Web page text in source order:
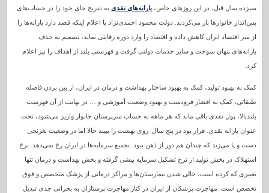
سیزده سال قبل، در این روزهای خاص،یارانه‌های نقدی به تدریج جای خود را در حساب‌های
پس‌انداز خانوارها باز می‌کردند. دولت محمود احمدی‌نژاد با اعلام اینکه قصد دارد یارانه‌ها را
از سر اقتصاد ایران کاهش داده و اقتصاد را وارد دوره رقابتی نماید، تصمیم به حذف
یارانه‌های پنهان سوخت و سایر خدمات دولتی گرفت و فهرستی بلند از اهداف را نیز اعلام
کرد.
کمک به بهبود تولید، کمک به بهبود ساختار بهداشت و درمان در ایران، از بین بردن فاصله
طبقاتی، کمک به اقشار فرودست و بهبود وضعیت آموزشی و … در نهایت از آن فهرست
بلندبالا، پول نقدی باقی ماند که هر ماهه به حساب سرپرستان خانوار واریز می‌شود، تحت
عنوان یارانه نقدی. قرار بود در پنج سال روی بهشت را ببیند حالا اما در وضعیت بغرنجی
دست و پا می‌زند که چندان هم دور از ذهن نبود. تجمیع سرمایه‌ها در ایران رخ نمی‌دهد. نرخ
استهلاک در بخش تولید از نرخ تشکیل سرمایه پیشی گرفته و بخش بهداشت و درمان تنها
تغییری که کرده است، خالی شدن بیمارستان‌ها و مراکز درمانی از پزشک متخصص و فوق
تخصص است. مهاجرت پزشکان از ایران در کنار مهاجرت پرستاران به بحرانی جدی تبدیل